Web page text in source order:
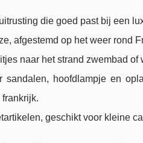
die goed past bij een
afgestemd op het weer rond
naar het strand zwembad of
sandalen, hoofdlampje en
geschikt voor kleine